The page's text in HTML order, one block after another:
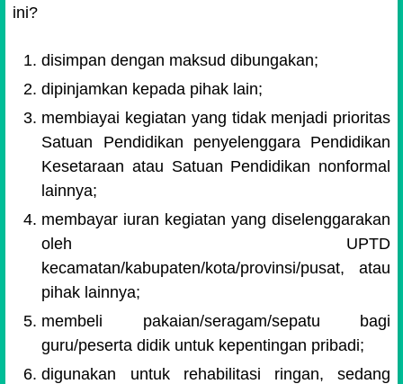
ini?
disimpan dengan maksud dibungakan;
dipinjamkan kepada pihak lain;
membiayai kegiatan yang tidak menjadi prioritas
Satuan Pendidikan penyelenggara Pendidikan
Kesetaraan atau Satuan Pendidikan nonformal
lainnya;
membayar iuran kegiatan yang diselenggarakan
oleh UPTD
kecamatan/kabupaten/kota/provinsi/pusat, atau
pihak lainnya;
membeli pakaian/seragam/sepatu bagi
guru/peserta didik untuk kepentingan pribadi;
digunakan untuk rehabilitasi ringan, sedang